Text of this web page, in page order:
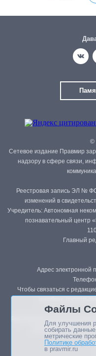
©
Сетевое издание Правмир
надзору в сфере связи,
Реестровая запись ЭЛ №
изменений в
Учредитель: Автономная
познавательный
Главный
Адрес электронной
Чтобы связаться с
Републикация материалов
возможна только с
Файлы
Для улучшения
собирать
метрические
Политике
в pravmir.ru